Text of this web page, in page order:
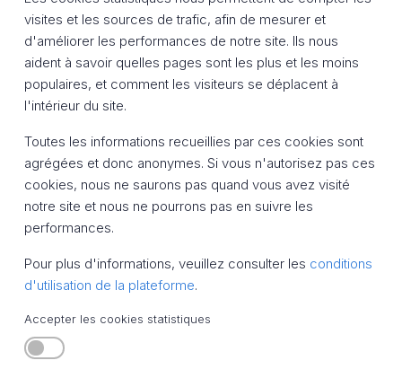
visites et les sources de trafic, afin de mesurer et
d'améliorer les performances de notre site. Ils nous
aident à savoir quelles pages sont les plus et les moins
populaires, et comment les visiteurs se déplacent à
l'intérieur du site.
Toutes les informations recueillies par ces cookies sont
agrégées et donc anonymes. Si vous n'autorisez pas ces
cookies, nous ne saurons pas quand vous avez visité
notre site et nous ne pourrons pas en suivre les
performances.
Pour plus d'informations, veuillez consulter les conditions
d'utilisation de la plateforme.
Accepter les cookies statistiques